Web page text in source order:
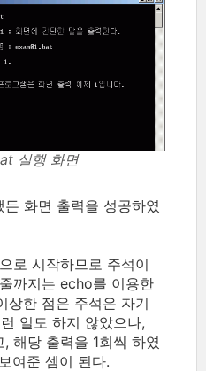
실행 화면
화면 출력을 성공하였
으로 시작하므로 주석이
까지는 echo를 이용한
상한 점은 주석은 자기
일도 하지 않았으나,
해당 출력을 1회씩 하였
여준 셈이 된다.